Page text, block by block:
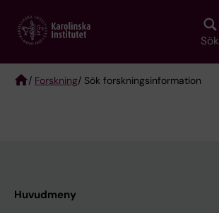
main
Sök
/ Forskning/ Sök forskningsinformation
Huvudmeny